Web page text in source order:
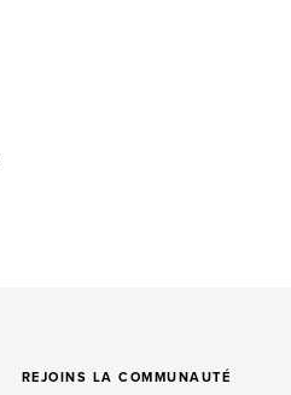
REJOINS LA COMMUNAUTÉ